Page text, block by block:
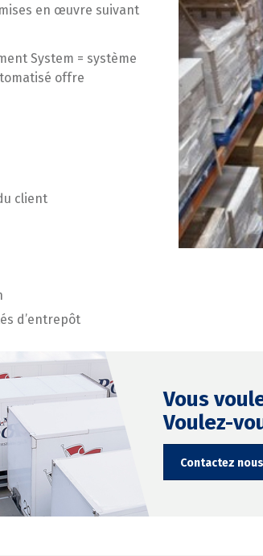
en œuvre suivant
System = système
offre
client
d’entrepôt
Vous
Voulez-
Contactez nous